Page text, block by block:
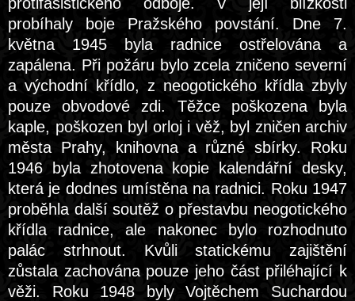
probíhaly boje Pražského povstání. Dne 7.
května 1945 byla radnice ostřelována a
zapálena. Při požáru bylo zcela zničeno severní
a východní křídlo, z neogotického křídla zbyly
pouze obvodové zdi. Těžce poškozena byla
kaple, poškozen byl orloj i věž, byl zničen archiv
města Prahy, knihovna a různé sbírky. Roku
1946 byla zhotovena kopie kalendářní desky,
která je dodnes umístěna na radnici. Roku 1947
proběhla další soutěž o přestavbu neogotického
křídla radnice, ale nakonec bylo rozhodnuto
palác strhnout. Kvůli statickému zajištění
zůstala zachována pouze jeho část přiléhající k
věži. Roku 1948 byly Vojtěchem Suchardou